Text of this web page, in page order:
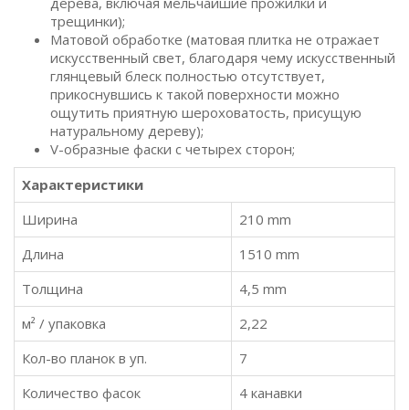
трещинки);
Матовой обработке (матовая плитка не отражает
искусственный свет, благодаря чему искусственный
глянцевый блеск полностью отсутствует,
прикоснувшись к такой поверхности можно
ощутить приятную шероховатость, присущую
натуральному дереву);
V-образные фаски с четырех сторон;
Характеристики
Ширина
210 mm
Длина
1510 mm
Толщина
4,5 mm
м² / упаковка
2,22
Кол-во планок в уп.
7
Количество фасок
4 канавки